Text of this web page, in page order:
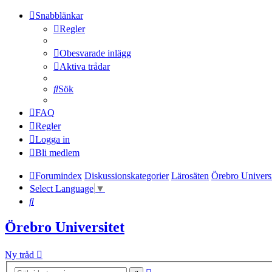
Snabblänkar
Regler
Obesvarade inlägg
Aktiva trådar
Sök
FAQ
Regler
Logga in
Bli medlem
Forumindex Diskussionskategorier Lärosäten Örebro
Select Language ▼
Sök
Örebro Universitet
Ny tråd